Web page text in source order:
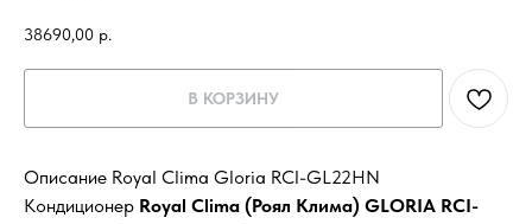
38690,00 р.
В КОРЗИНУ
Описание Royal Clima Gloria RCI-GL22HN
Кондиционер Royal Clima (Роял Клима) GLORIA RCI-